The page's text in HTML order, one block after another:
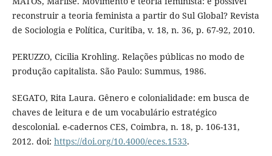
reconstruir a teoria feminista a partir do Sul Global? Revista
de Sociologia e Política, Curitiba, v. 18, n. 36, p. 67-92, 2010.
PERUZZO, Cicilia Krohling. Relações públicas no modo de
produção capitalista. São Paulo: Summus, 1986.
SEGATO, Rita Laura. Gênero e colonialidade: em busca de
chaves de leitura e de um vocabulário estratégico
descolonial. e-cadernos CES, Coimbra, n. 18, p. 106-131,
2012. doi: https://doi.org/10.4000/eces.1533.